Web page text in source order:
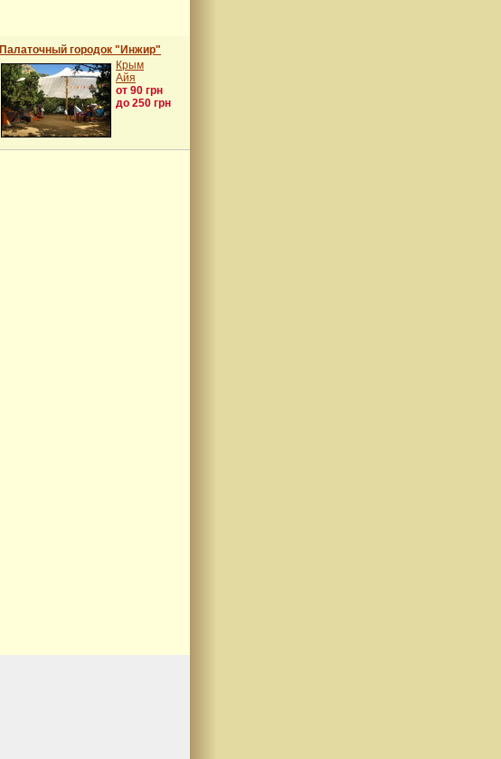
Палаточный городок "Инжир"
Крым
Айя
от 90 грн
до 250 грн